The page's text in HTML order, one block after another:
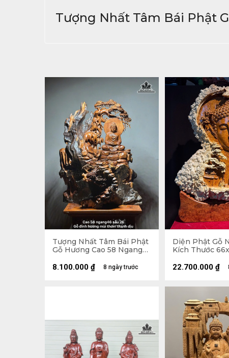
Tượng Nhất Tâm Bái Phật
Tượng Nhất Tâm Bái Phật
Gỗ Hương Cao 58 Ngang
8 ngày trước
8.100.000 ₫
Diện Phật Gỗ
Kích Thước
22.700.000 ₫